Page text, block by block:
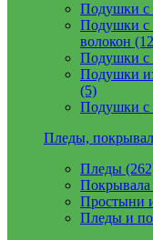
Подушки с
Подушки с
волокон
Подушки с
Подушки
(5)
Подушки с
Пледы,
Пледы
Покрывала
Простыни
Пледы и